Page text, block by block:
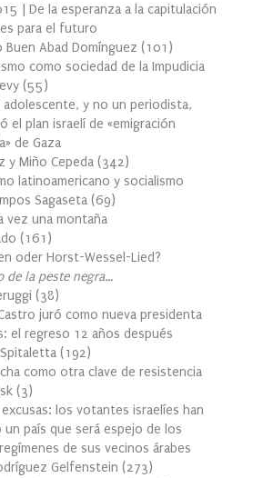
| De la esperanza a la capitulación
para el futuro
Buen Abad Domínguez (101 )
como sociedad de la Impudicia
(55)
adolescente, y no un periodista,
el plan israelí de «emigración
de Gaza
y Miño Cepeda (342)
latinoamericano y socialismo
Sagaseta (69)
vez una montaña
(161 )
oder Horst-Wessel-Lied?
de la peste negra…
(38)
juró como nueva presidenta
el regreso 12 años después
(192)
como otra clave de resistencia
(3)
los votantes israelíes han
un país que será espejo de los
de sus vecinos árabes
Gelfenstein (273)